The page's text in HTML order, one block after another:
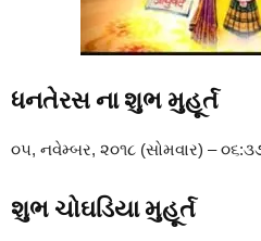
ધનતેરસ ના શુભ મુહૂર્ત
૦૫, નવેમ્બર, ૨૦૧૮ (સોમવાર) –૦૬:
શુભ ચોઘડિયા મુહૂર્ત